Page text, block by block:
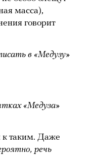
масса),
говорит
в «Медузу»
«Медуза»
к таким. Даже
речь